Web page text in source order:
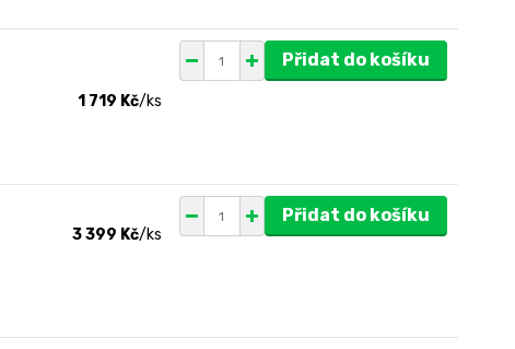
1 719 Kč/ks
Přidat do košíku
3 399 Kč/ks
Přidat do košíku